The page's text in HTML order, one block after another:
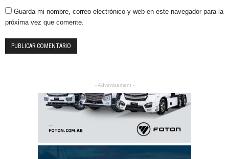
Guarda mi nombre, correo electrónico y web en este navegador para la
próxima vez que comente.
- Advertisement -